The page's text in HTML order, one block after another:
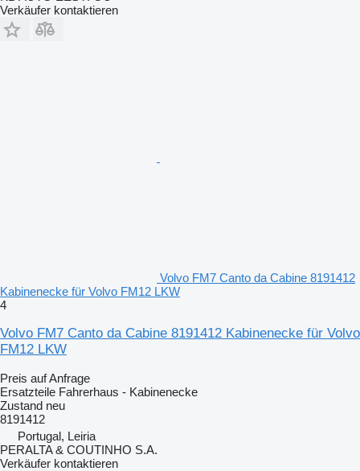
Verkäufer kontaktieren
Volvo FM7 Canto da Cabine 8191412
Kabinenecke für Volvo FM12 LKW
4
Volvo FM7 Canto da Cabine 8191412 Kabinenecke für Volvo
FM12 LKW
Preis auf Anfrage
Ersatzteile Fahrerhaus - Kabinenecke
Zustand neu
8191412
Portugal, Leiria
PERALTA & COUTINHO S.A.
Verkäufer kontaktieren